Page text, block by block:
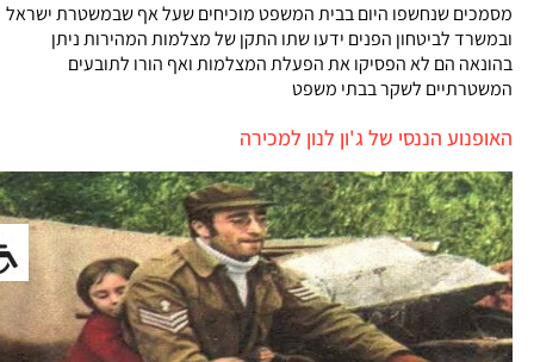
מסמכים שנחשפו היום בבית המשפט מוכיחים שעל אף שבמשטרת ישראל
ובמשרד לביטחון הפנים ידעו שתו התקן של מצלמות המהירות ניתן
בהונאה הם לא הפסיקו את הפעלת המצלמות ואף הורו לתובעים
המשטרתיים לשקר בבתי משפט
האופנוע הננסי של ג'ון לנון למכירה